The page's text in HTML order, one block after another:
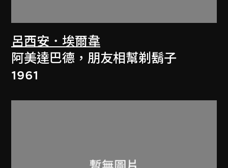
呂西安．埃爾韋
阿美達巴德，朋友相幫剃鬍子
1961